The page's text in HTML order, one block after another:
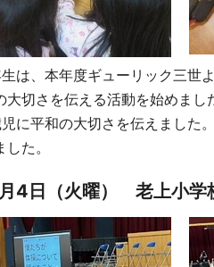
は、本年度ギューリック三世
大切さを伝える活動を始めま
に平和の大切さを伝えました
した。
4日（火曜） 老上小学